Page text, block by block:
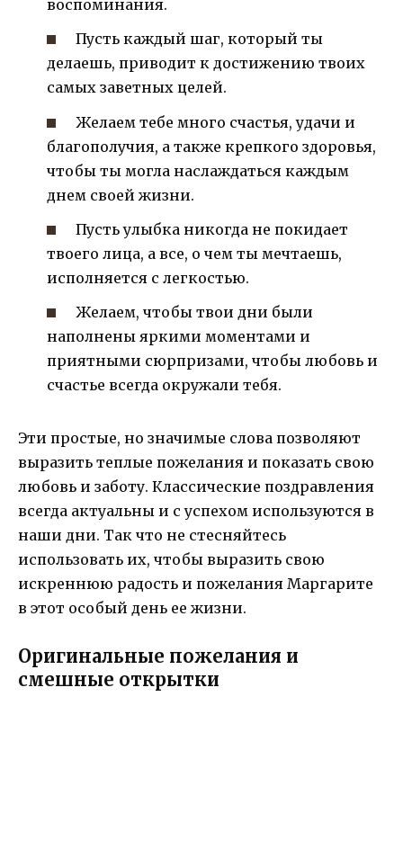
воспоминания.
Пусть каждый шаг, который ты
делаешь, приводит к достижению твоих
самых заветных целей.
Желаем тебе много счастья, удачи и
благополучия, а также крепкого здоровья,
чтобы ты могла наслаждаться каждым
днем своей жизни.
Пусть улыбка никогда не покидает
твоего лица, а все, о чем ты мечтаешь,
исполняется с легкостью.
Желаем, чтобы твои дни были
наполнены яркими моментами и
приятными сюрпризами, чтобы любовь и
счастье всегда окружали тебя.
Эти простые, но значимые слова позволяют
выразить теплые пожелания и показать свою
любовь и заботу. Классические поздравления
всегда актуальны и с успехом используются в
наши дни. Так что не стесняйтесь
использовать их, чтобы выразить свою
искреннюю радость и пожелания Маргарите
в этот особый день ее жизни.
Оригинальные пожелания и
смешные открытки